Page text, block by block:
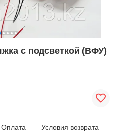
с подсветкой (ВФУ)
Оплата Условия возврата